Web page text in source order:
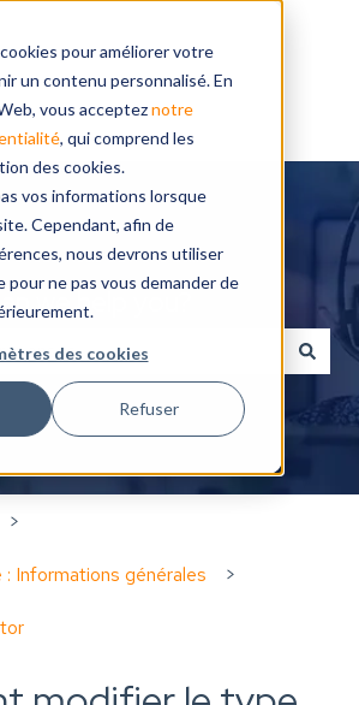
pour améliorer votre
un contenu personnalisé. En
vous accepteznotre
, qui comprend les
des cookies.
vos informations lorsque
Cependant, afin de
nous devrons utiliser
ne pas vous demander de
des cookies
Refuser
we help you?
car le champ de recherche
Informations générales